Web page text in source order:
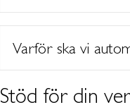
Varför ska vi
Stöd för din